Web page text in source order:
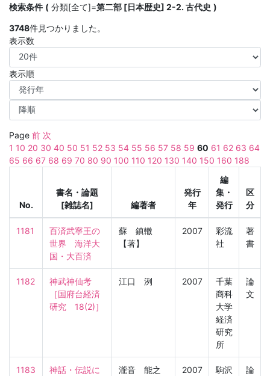
検索条件 分類[全て]=第二部 [日本歴史] 2-2. 古代史
3748件見つかりました。
表示数
表示順
Page 前 次
1 10 20 30 40 50 51 52 53 54 55 56 57 58 59 60 61 62 63 64
65 66 67 68 69 70 80 90 100 110 120 130 140 150 160 188
No.
書名・論題
[雑誌名]
編著者
発行
年
編
集・
発行
区
分
1181
百済武寧王の
世界　海洋大
国・大百済
蘇 鎮轍
【著】
2007
彩流
社
著
書
1182
神武神仙考
［国府台経済
研究　18(2)］
江口 洌 2007
千葉
商科
大学
経済
研究
所
論
文
1183
神話・伝説に
瀧音 能之 2007
駒沢
論